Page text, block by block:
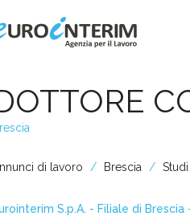
Home
Chi Siamo
Aziende
di lavoro Brescia
S.p.A. - Filiale di Brescia